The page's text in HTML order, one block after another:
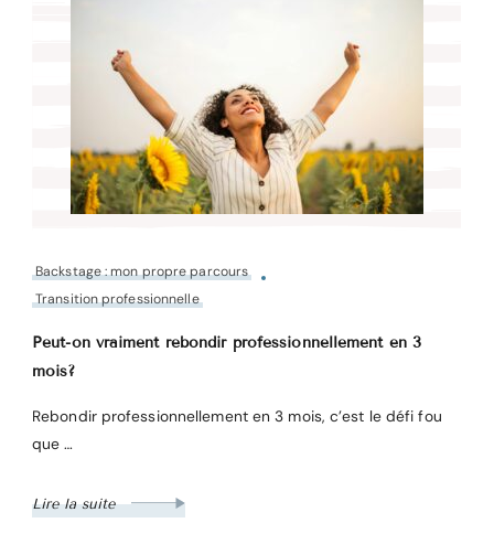
Backstage : mon propre parcours
Transition professionnelle
Peut-on vraiment rebondir professionnellement en 3
mois?
Rebondir professionnellement en 3 mois, c’est le défi fou
que …
Lire la suite